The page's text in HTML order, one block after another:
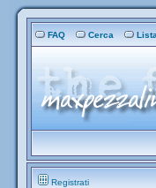
FAQ Cerca
Registrati